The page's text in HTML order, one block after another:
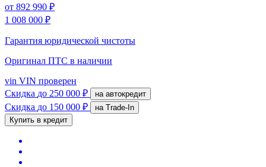
от 892 990 ₽
1 008 000 ₽
Гарантия юридической чистоты
Оригинал ПТС в наличии
vin VIN проверен
Скидка до 250 000 ₽ на автокредит
Скидка до 150 000 ₽
на Trade-In
Купить в кредит